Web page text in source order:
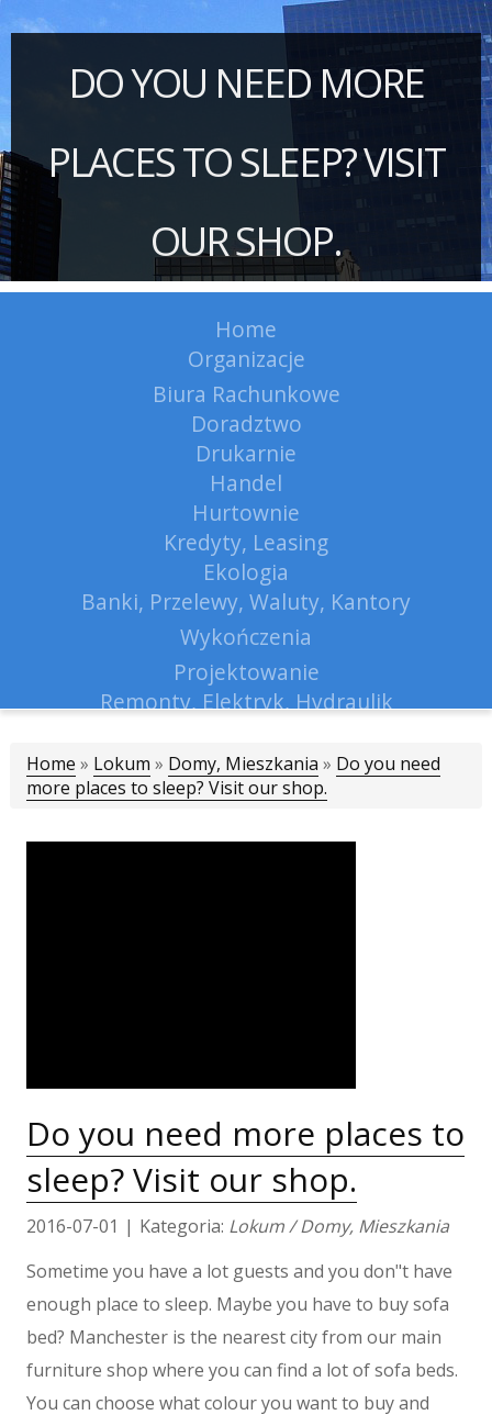
DO YOU NEED MORE
PLACES TO SLEEP? VISIT
OUR SHOP.
Home
Organizacje
Biura Rachunkowe
Doradztwo
Drukarnie
Handel
Hurtownie
Kredyty, Leasing
Ekologia
Banki, Przelewy, Waluty, Kantory
Wykończenia
Projektowanie
Remonty, Elektryk, Hydraulik
Lokum
Drzwi i Okna
E-Sprzedaż
Biżuteria
Dla Dzieci
Meble
Wyposażenie Wnętrz
Wyposażenie Łazienki
Odzież
Sport
Elektronika, RTV, AGD
Art. Dla Zwierząt
Home » Lokum » Domy, Mieszkania » Do you need
more places to sleep? Visit our shop.
Do you need more places to
sleep? Visit our shop.
2016-07-01 | Kategoria: Lokum / Domy, Mieszkania
Sometime you have a lot guests and you don"t have
enough place to sleep. Maybe you have to buy sofa
bed? Manchester is the nearest city from our main
furniture shop where you can find a lot of sofa beds.
You can choose what colour you want to buy and